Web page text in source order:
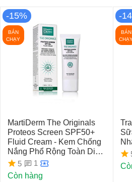
-15%
BÁN
CHẠY
MartiDerm The Originals
Proteos Screen SPF50+
Fluid Cream - Kem Chống
Nắng Phổ Rộng Toàn Diện
Ngừa Lão Hóa, Nám Da
5
1
Còn hàng
-
BÁN